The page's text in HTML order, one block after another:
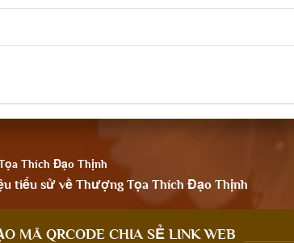
Thích Đạo Thịnh
tiểu sử về Thượng Tọa Thích Đạo Thịnh
MÃ QRCODE CHIA SẺ LINK WEB